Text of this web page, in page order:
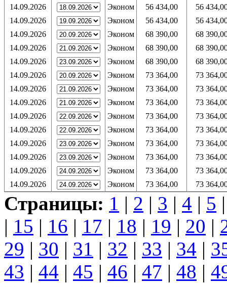
14.09.2026
Эконом 56 434,00
56
14.09.2026
Эконом 56 434,00
56
14.09.2026
Эконом 68 390,00
68
14.09.2026
Эконом 68 390,00
68
14.09.2026
Эконом 68 390,00
68
14.09.2026
Эконом 73 364,00
73
14.09.2026
Эконом 73 364,00
73
14.09.2026
Эконом 73 364,00
73
14.09.2026
Эконом 73 364,00
73
14.09.2026
Эконом 73 364,00
73
14.09.2026
Эконом 73 364,00
73
14.09.2026
Эконом 73 364,00
73
14.09.2026
Эконом 73 364,00
73
14.09.2026
Эконом 73 364,00 73
Страницы: 1 | 2 | 3 | 4 | 5
| 15 | 16 | 17 | 18 | 19 | 20 |
29 | 30 | 31 | 32 | 33 | 34 |
43 | 44 | 45 | 46 | 47 | 48 |